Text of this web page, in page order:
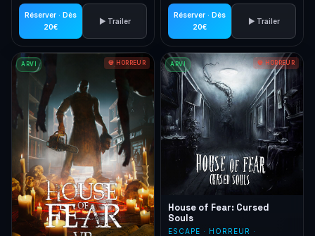
Réserver · Dès
20€
▶ Trailer
Réserver · Dès
20€
▶ Trailer
ARVI 💀 HORREUR ARVI 💀 HORREUR
House of Fear: Cursed
Souls
ESCAPE · HORREUR ·